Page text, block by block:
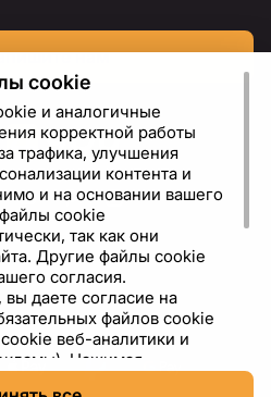
нам
USD - US Dollar ($)
cookie
и аналогичные
корректной работы
трафика, улучшения
контента и
и на основании вашего
cookie
так как они
Другие файлы cookie
согласия.
, вы даете согласие на
файлов cookie
веб-аналитики и
Нажимая